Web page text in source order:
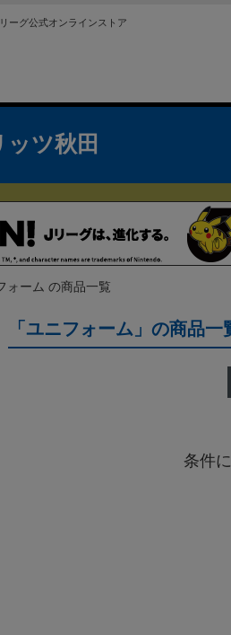
ーグ公式オンラインストア
ツ秋田
ォーム の商品一覧
「ユニフォーム」の商品一
条件